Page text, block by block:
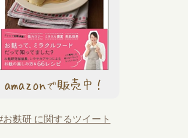
お麩研 に関するツイート